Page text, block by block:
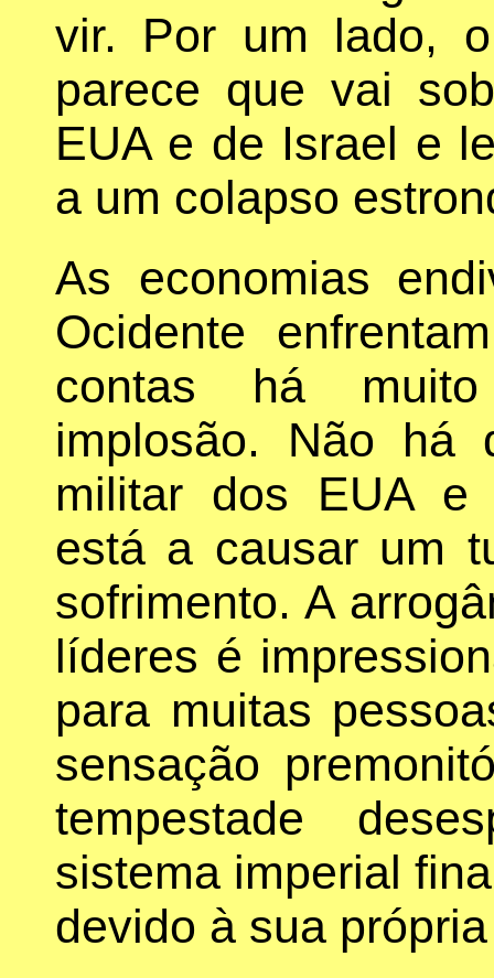
vir. Por um lado,
parece que vai
EUA e de Israel e
a um colapso
As economias
Ocidente
contas há
implosão. Não há
militar dos EUA e
está a causar um
sofrimento. A
líderes é
para muitas
sensação
tempestade
sistema imperial
devido à sua